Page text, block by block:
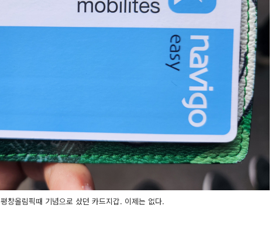
평창올림픽때 기념으로 샀던 카드지갑. 이제는 없다.